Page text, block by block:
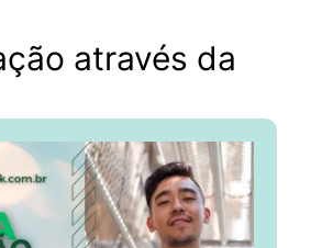
através da